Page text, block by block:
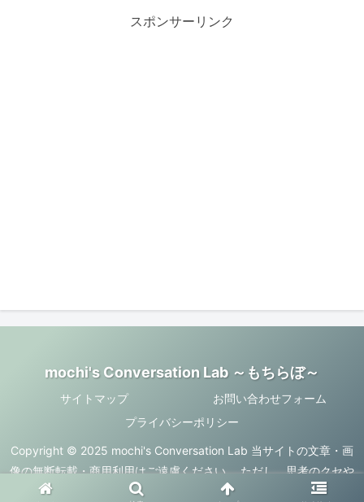
スポンサーリンク
mochi's Conversation Lab ～もちらぼ～
サイトマップ
お問い合わせフォーム
プライバシーポリシー
Copyright © 2025 mochi's Conversation Lab 当サイトの文章・画
像の無断転載・商用利用はご遠慮ください。 ただし、思考のクセや
ズレを面白がってくれるなら、何かが育つのも歓迎しています。